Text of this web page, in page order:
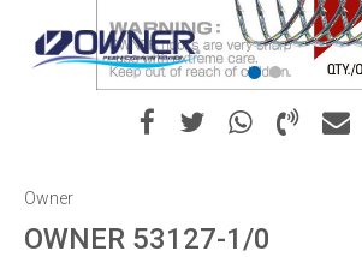
1 2
Owner
OWNER 53127-1/0